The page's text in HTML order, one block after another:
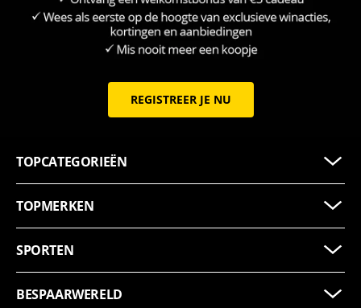
REGISTREER JE NU
TOPCATEGORIEËN
TOPMERKEN
SPORTEN
BESPAARWERELD